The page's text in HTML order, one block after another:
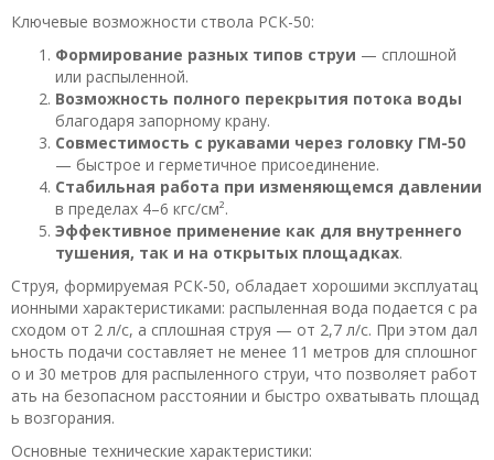
Ключевые возможности ствола РСК-50:
Формирование разных типов струи — сплошной
или распыленной.
Возможность полного перекрытия потока воды
благодаря запорному крану.
Совместимость с рукавами через головку ГМ-50
— быстрое и герметичное присоединение.
Стабильная работа при изменяющемся давлении
в пределах 4–6 кгс/см².
Эффективное применение как для внутреннего
тушения, так и на открытых площадках.
Струя, формируемая РСК-50, обладает хорошими эксплуатац
ионными характеристиками: распыленная вода подается с ра
сходом от 2 л/с, а сплошная струя — от 2,7 л/с. При этом дал
ьность подачи составляет не менее 11 метров для сплошног
о и 30 метров для распыленного струи, что позволяет работ
ать на безопасном расстоянии и быстро охватывать площад
ь возгорания.
Основные технические характеристики: